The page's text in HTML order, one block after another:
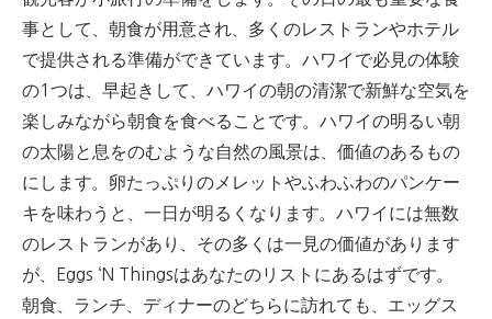
事として、朝食が用意され、多くのレストランやホテル
で提供される準備ができています。 ハワイで必見の体験
の1つは、早起きして、ハワイの朝の清潔で新鮮な空気を
楽しみながら朝食を食べることです。 ハワイの明るい朝
の太陽と息をのむような自然の風景は、価値のあるもの
にします。 卵たっぷりのメレットやふわふわのパンケー
キを味わう と、一日が明るくなります。 ハワイには無数
のレストランがあり、その多くは一見の価値があります
が、Eggs ‘N Thingsはあなたのリストにあるはずです。
朝食、ランチ、ディナーのどちらに訪れても、エッグス